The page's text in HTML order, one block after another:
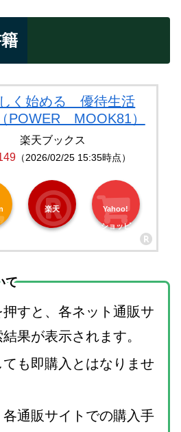
く始める 優待生活
POWER MOOK81）
楽天ブックス
（2026/02/25 15:35時点）
楽天 Yahoo!
ショッピ
て
押すと、各ネット通販サ
果が表示されます。
も即購入とはなりませ
通販サイトでの購入手